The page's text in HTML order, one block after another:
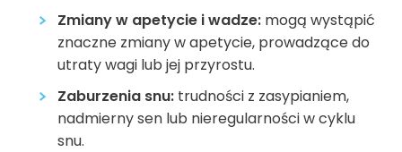
Zmiany w apetycie i wadze: mogą wystąpić
znaczne zmiany w apetycie, prowadzące do
utraty wagi lub jej przyrostu.
Zaburzenia snu: trudności z zasypianiem,
nadmierny sen lub nieregularności w cyklu
snu.